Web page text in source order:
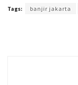
Tags: banjir jakarta